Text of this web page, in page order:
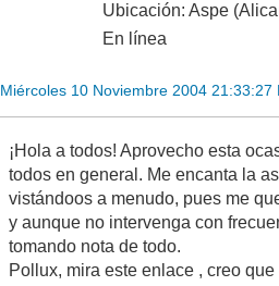
Ubicación: Aspe
En línea
Miércoles 10 Noviembre 2004 21:33:27
¡Hola a todos! Aprovecho esta
todos en general. Me encanta la
vistándoos a menudo, pues me
y aunque no intervenga con
tomando nota de todo.
Pollux, mira este enlace , creo